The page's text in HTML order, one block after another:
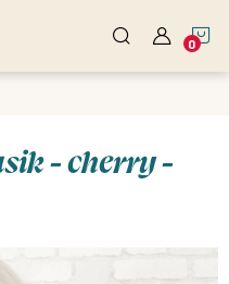
- cherry -